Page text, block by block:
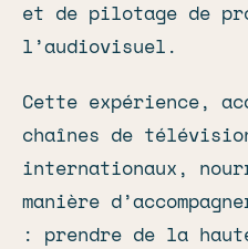
et de pilotage de
l’audiovisuel.
Cette expérience,
chaînes de
internationaux,
manière
: prendre de la